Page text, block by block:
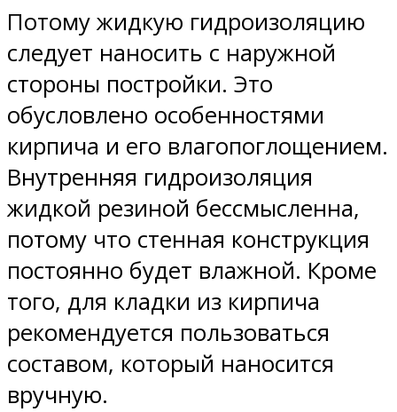
Потому жидкую гидроизоляцию
следует наносить с наружной
стороны постройки. Это
обусловлено особенностями
кирпича и его влагопоглощением.
Внутренняя гидроизоляция
жидкой резиной бессмысленна,
потому что стенная конструкция
постоянно будет влажной. Кроме
того, для кладки из кирпича
рекомендуется пользоваться
составом, который наносится
вручную.